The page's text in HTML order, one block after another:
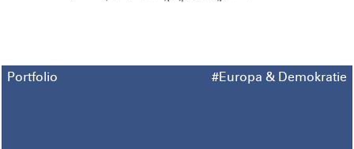
Portfolio #Europa & Demokratie